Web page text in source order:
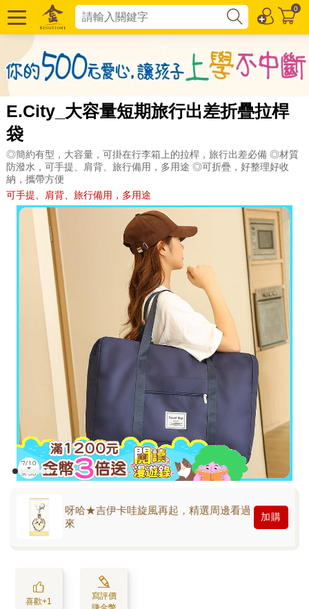
0
E.City_大容量短期旅行出差折疊拉桿
袋
◎簡約有型，大容量，可掛在行李箱上的拉桿，旅行出差必備 ◎材質
防潑水，可手提、肩背、旅行備用，多用途 ◎可折疊，好整理好收
納，攜帶方便
可手提、肩背、旅行備用，多用途
呀哈★吉伊卡哇旋風再起，精選周邊看過
來
加購
喜歡+1
寫評價